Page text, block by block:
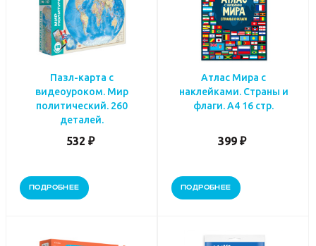
Пазл-карта с
видеоуроком. Мир
политический. 260
деталей.
532 ₽
ПОДРОБНЕЕ
Атлас Мира с
наклейками. Страны и
флаги. А4 16 стр.
399 ₽
ПОДРОБНЕЕ